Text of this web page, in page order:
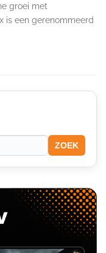
groei met
is een gerenommeerd
ZOEK